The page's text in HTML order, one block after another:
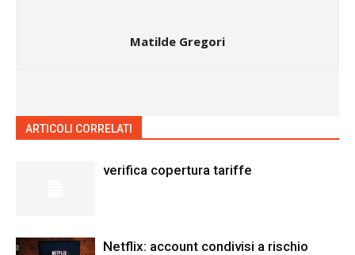
Matilde Gregori
ARTICOLI CORRELATI
verifica copertura tariffe
Netflix: account condivisi a rischio